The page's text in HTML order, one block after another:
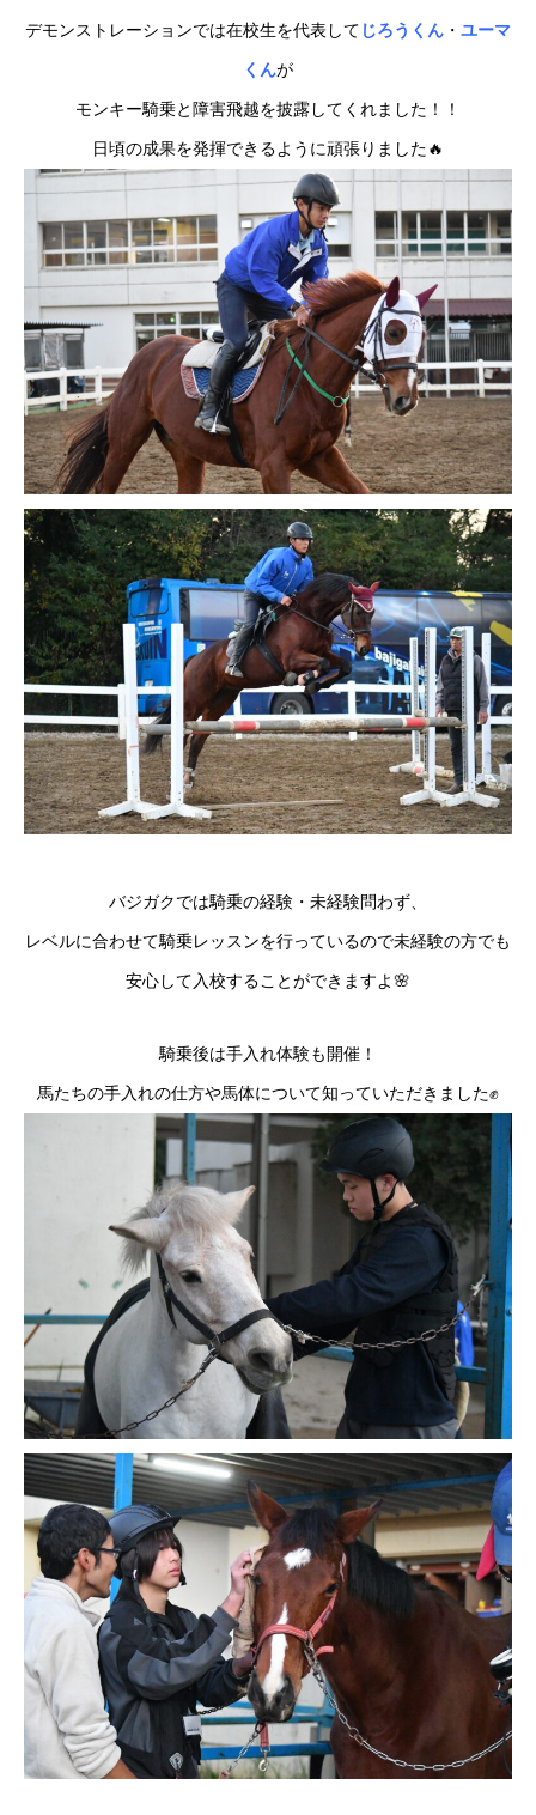
デモンストレーションでは在校生を代表して じろうくん ・ ユーマ
くんが
モンキー騎乗と障害飛越を披露してくれました！！
日頃の成果を発揮できるように頑張りました🔥
バジガクでは騎乗の経験・未経験問わず、
レベルに合わせて騎乗レッスンを行っているので未経験の方でも
安心して入校することができますよ🌸
騎乗後は手入れ体験も開催！
馬たちの手入れの仕方や馬体について知っていただきました✊